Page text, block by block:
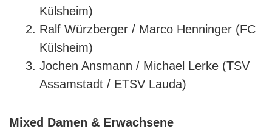
Külsheim)
Ralf Würzberger / Marco Henninger (FC
Külsheim)
Jochen Ansmann / Michael Lerke (TSV
Assamstadt / ETSV Lauda)
Mixed Damen & Erwachsene